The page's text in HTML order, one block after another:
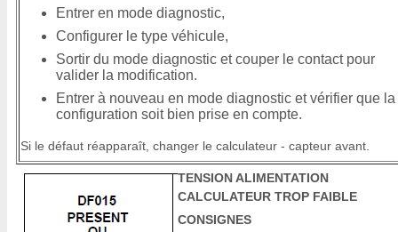
Entrer en mode diagnostic,
Configurer le type véhicule,
Sortir du mode diagnostic et couper le contact pour
valider la modification.
Entrer à nouveau en mode diagnostic et vérifier que la
configuration soit bien prise en compte.
Si le défaut réapparaît, changer le calculateur - capteur avant.
TENSION ALIMENTATION
CALCULATEUR TROP FAIBLE
CONSIGNES